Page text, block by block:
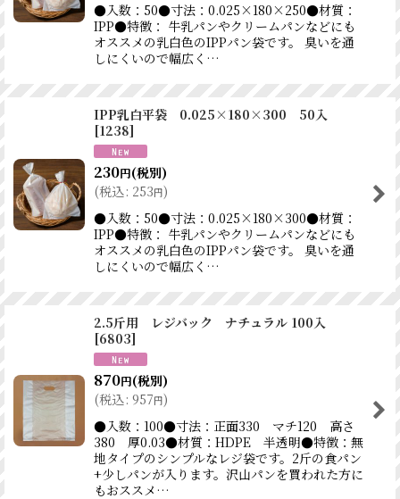
●入数：50●寸法：0.025×180×250●材質：
IPP●特徴： 牛乳パンやクリームパンなどにも
オススメの乳白色のIPPパン袋です。 臭いを通
しにくいので幅広く…
IPP乳白平袋 0.025×180×300 50入
[1238]
230円(税別)
(税込: 253円)
●入数：50●寸法：0.025×180×300●材質：
IPP●特徴： 牛乳パンやクリームパンなどにも
オススメの乳白色のIPPパン袋です。 臭いを通
しにくいので幅広く…
2.5斤用 レジバック ナチュラル 100入
[6803]
870円(税別)
(税込: 957円)
●入数：100●寸法：正面330 マチ120 高さ
380 厚0.03●材質：HDPE 半透明●特徴：無
地タイプのシンプルなレジ袋です。2斤の食パン
+少しパンが入ります。沢山パンを買われた方に
もおススメ…